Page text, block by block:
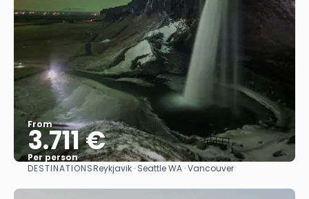
From
3.711 €
Per person
See
DESTINATIONSReykjavik · Seattle WA · Vancouver